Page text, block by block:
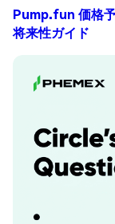
Pump.fun 価格
将来性ガイド